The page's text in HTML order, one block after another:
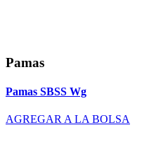
Pamas
Pamas SBSS Wg
AGREGAR A LA BOLSA